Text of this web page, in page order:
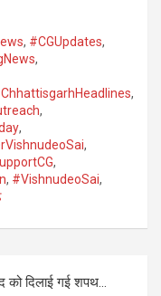
, #CGUpdates,
,
,
,
,
,
,
, #VishnudeoSai,
को दिलाई गई शपथ…